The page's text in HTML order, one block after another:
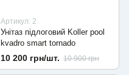
Артикул: 2
Унітаз підлоговий Koller pool
kvadro smart tornado
10 200 грн/шт. 10 900 грн